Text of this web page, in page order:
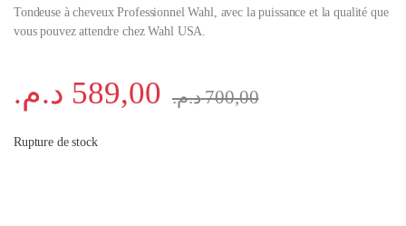
Tondeuse à cheveux Professionnel Wahl, avec la puissance et la qualité que
vous pouvez attendre chez Wahl USA.
589,00 د.م. 700,00 د.م.
Rupture de stock